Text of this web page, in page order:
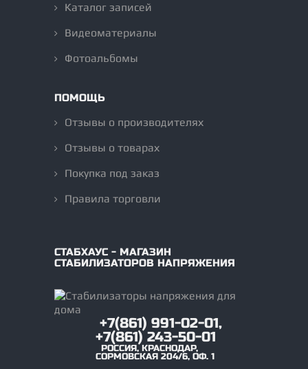
Каталог записей
Видеоматериалы
Фотоальбомы
ПОМОЩЬ
Отзывы о производителях
Отзывы о товарах
Покупка под заказ
Правила торговли
СТАБХАУС - МАГАЗИН
СТАБИЛИЗАТОРОВ НАПРЯЖЕНИЯ
+7(861) 991-02-01,
+7(861) 243-50-01
РОССИЯ,КРАСНОДАР,
СОРМОВСКАЯ 204/6, ОФ. 1